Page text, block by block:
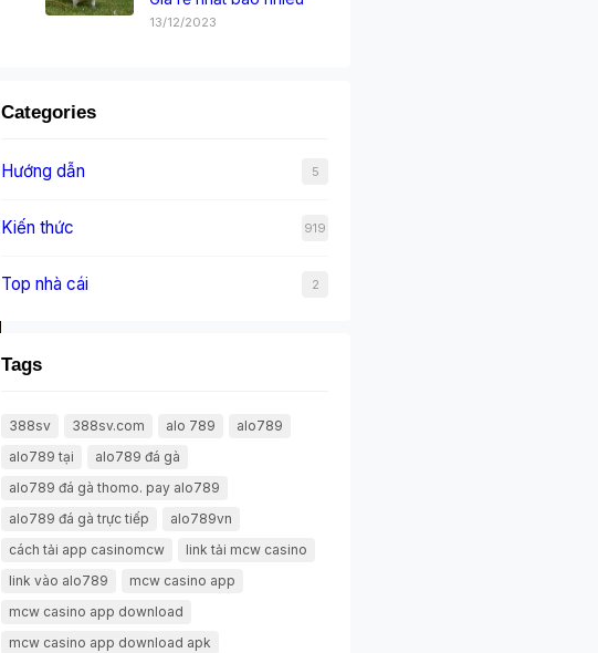
13/12/2023
Categories
Hướng dẫn 5
Kiến thức 919
Top nhà cái 2
Tags
388sv 388sv.com alo 789
alo789
alo789 tại
alo789 đá gà
alo789 đá gà thomo. pay alo789
alo789 đá gà trực tiếp
alo789vn
cách tải app casinomcw
link tải mcw casino
link vào alo789
mcw casino app
mcw casino app download
mcw casino app download apk